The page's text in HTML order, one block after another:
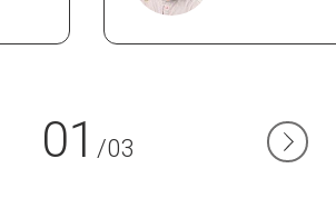
01 /03